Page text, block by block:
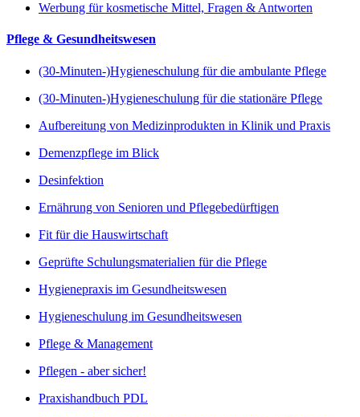
Werbung für kosmetische Mittel, Fragen & Antworten
Pflege & Gesundheitswesen
(30-Minuten-)Hygieneschulung für die ambulante Pflege
(30-Minuten-)Hygieneschulung für die stationäre Pflege
Aufbereitung von Medizinprodukten in Klinik und Praxis
Demenzpflege im Blick
Desinfektion
Ernährung von Senioren und Pflegebedürftigen
Fit für die Hauswirtschaft
Geprüfte Schulungsmaterialien für die Pflege
Hygienepraxis im Gesundheitswesen
Hygieneschulung im Gesundheitswesen
Pflege & Management
Pflegen - aber sicher!
Praxishandbuch PDL